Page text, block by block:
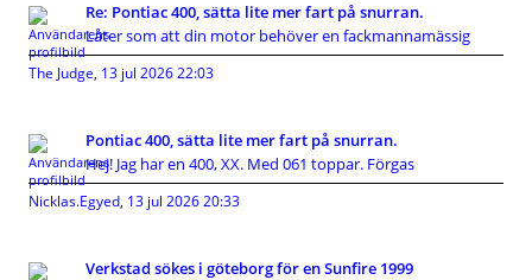
Re: Pontiac 400, sätta lite mer fart på snurran.
Låter som att din motor behöver en fackmannamässig
The Judge, 13 jul 2026 22:03
Pontiac 400, sätta lite mer fart på snurran.
Hej! Jag har en 400, XX. Med 061 toppar. Förgas
Nicklas.Egyed, 13 jul 2026 20:33
Verkstad sökes i göteborg för en Sunfire 1999